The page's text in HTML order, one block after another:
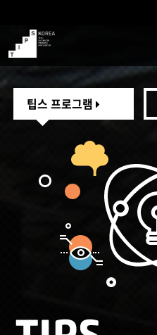
TIPS
팁스 프로그램